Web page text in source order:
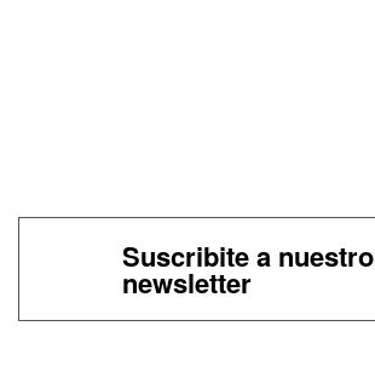
Suscribite a nuestro
newsletter